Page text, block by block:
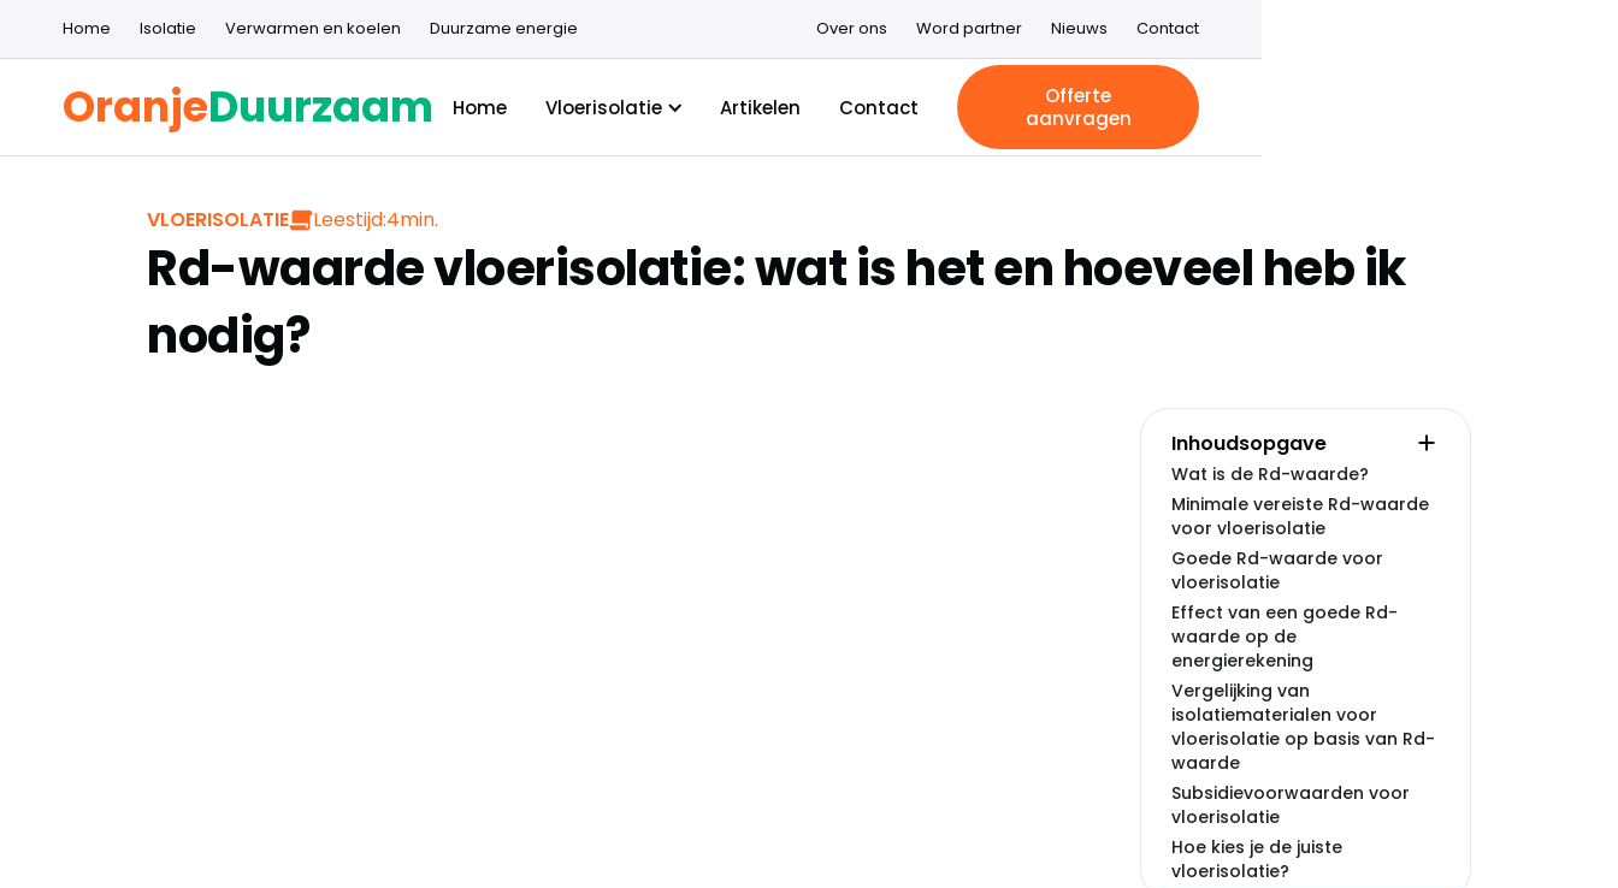
Home Isolatie Verwarmen en koelen Duurzame energie Over ons Word partner Nieuws Contact
OranjeDuurzaam Home Vloerisolatie Artikelen Contact
Offerte
aanvragen
VLOERISOLATIE Leestijd:4min.
Rd-waarde vloerisolatie: wat is het en hoeveel heb ik
nodig?
Inhoudsopgave
Wat is de Rd-waarde?
Minimale vereiste Rd-waarde
voor vloerisolatie
Goede Rd-waarde voor
vloerisolatie
Effect van een goede Rd-
waarde op de
energierekening
Vergelijking van
isolatiematerialen voor
vloerisolatie op basis van Rd-
waarde
Subsidievoorwaarden voor
vloerisolatie
Hoe kies je de juiste
vloerisolatie?